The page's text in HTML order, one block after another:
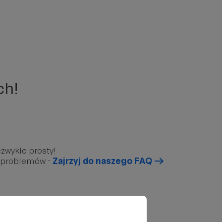
prosty!
- Zajrzyj do naszego FAQ